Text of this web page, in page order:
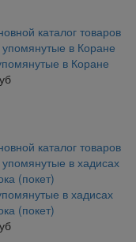
в Коране
в хадисах
(покет)